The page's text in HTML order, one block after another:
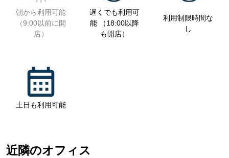
朝から利用可能
（9:00以前に開
店）
遅くでも利用可
能 （18:00以降
も開店）
利用制限時間な
し
土日も利用可能
近隣のオフィス